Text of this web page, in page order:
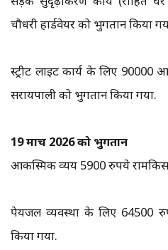
चौधरी हार्डवेयर को भुगतान किया
स्ट्रीट लाइट कार्य के लिए ₹90000
सरायपाली को भुगतान किया गया.
19 मार्च 2026 को भुगतान
आकस्मिक व्यय 5900 रुपये
पेयजल व्यवस्था के लिए 64500
किया गया.